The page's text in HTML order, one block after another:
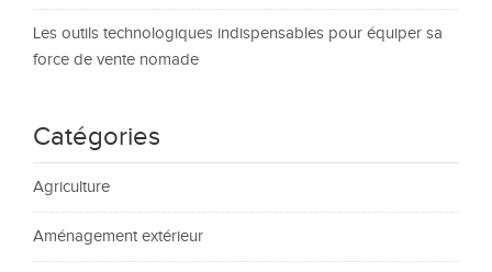
Les outils technologiques indispensables pour équiper sa
force de vente nomade
Catégories
Agriculture
Aménagement extérieur